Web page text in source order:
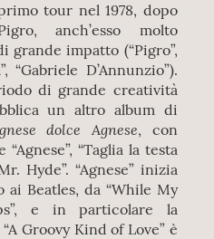
tour nel 1978, dopo
anch’esso molto
grande impatto (“Pigro”,
“Gabriele D’Annunzio”).
di grande creatività
un altro album di
dolce Agnese, con
“Taglia la testa
Hyde”. “Agnese” inizia
Beatles, da “While My
e in particolare la
Groovy Kind of Love” è